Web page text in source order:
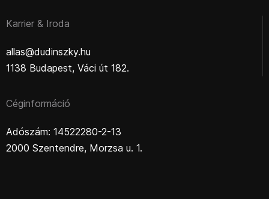
Karrier & Iroda
allas@dudinszky.hu
1138 Budapest, Váci út 182.
Céginformáció
Adószám: 14522280-2-13
2000 Szentendre, Morzsa u. 1.